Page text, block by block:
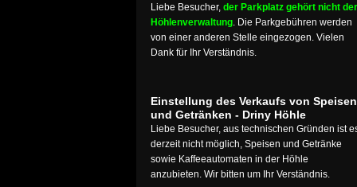
Liebe Besucher, der Parkplatz gehört nicht der
Höhlenverwaltung. Die Parkgebühren werden
von einer anderen Stelle eingezogen. Vielen
Dank für Ihr Verständnis.
Einstellung des Verkaufs von Speisen
und Getränken - Driny Höhle
Liebe Besucher, aus technischen Gründen ist
derzeit nicht möglich, Speisen und Getränke
sowie Kaffeeautomaten in der Höhle
anzubieten. Wir bitten um Ihr Verständnis.